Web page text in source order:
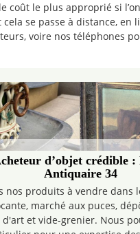
coût le plus approprié si
cela se passe à distance, en
voire nos téléphones
d’objet crédible
Antiquaire 34
nos produits à vendre dans
marché aux puces,
et vide-grenier. Nous